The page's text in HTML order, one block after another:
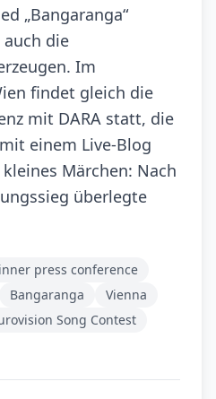
„Bangaranga“
auch die
Im
findet gleich die
mit DARA statt, die
einem Live-Blog
Märchen: Nach
überlegte
press conference
Bangaranga
Vienna
Song Contest